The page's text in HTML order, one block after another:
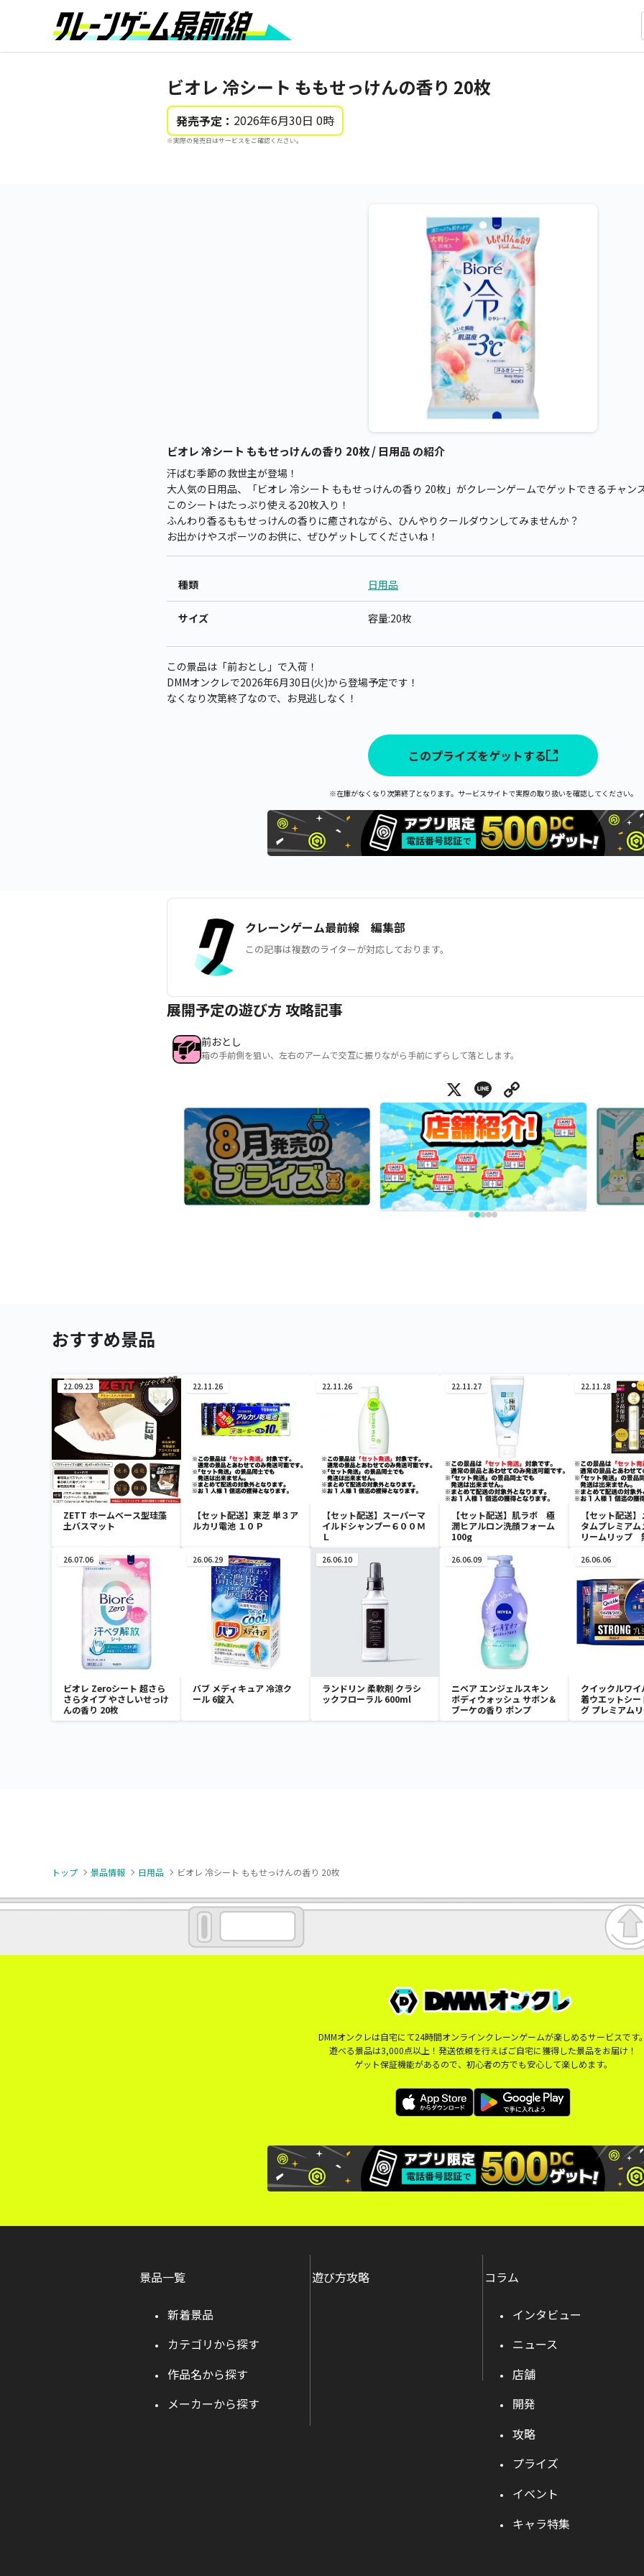
ビオレ 冷シート ももせっけんの香り 20枚
発売予定： 2026年6月30日 0時
※実際の発売日はサービスをご確認ください。
ビオレ 冷シート ももせっけんの香り 20枚 / 日用品 の紹介
汗ばむ季節の救世主が登場！
大人気の日用品、「ビオレ 冷シート ももせっけんの香り 20枚」がクレーンゲームでゲットできるチャン
このシートはたっぷり使える20枚入り！
ふんわり香るももせっけんの香りに癒されながら、ひんやりクールダウンしてみませんか？
お出かけやスポーツのお供に、ぜひゲットしてくださいね！
種類 日用品
サイズ 容量:20枚
この景品は「前おとし」で入荷！
DMMオンクレで2026年6月30日(火)から登場予定です！
なくなり次第終了なので、お見逃しなく！
このプライズをゲットする
※在庫がなくなり次第終了となります。サービスサイトで実際の取り扱いを確認してください。
クレーンゲーム最前線 編集部
この記事は複数のライターが対応しております。
展開予定の遊び方 攻略記事
前おとし
箱の手前側を狙い、左右のアームで交互に振りながら手前にずらして落とします。
X Line
おすすめ景品
22.09.23
ZETT ホームベース型珪藻
土バスマット
22.11.26
【セット配送】東芝 単３ア
ルカリ電池 １０Ｐ
22.11.26
【セット配送】スーパーマ
イルドシャンプー６００Ｍ
Ｌ
22.11.27
【セット配送】肌ラボ 極
潤ヒアルロン洗顔フォーム
100g
22.11.28
【セット配送
タムプレミア
リームリップ
26.07.06
ビオレ Zeroシート 超さら
さらタイプ やさしいせっけ
んの香り 20枚
26.06.29
バブ メディキュア 冷涼ク
ール 6錠入
26.06.10
ランドリン 柔軟剤 クラシ
ックフローラル 600ml
26.06.09
ニベア エンジェルスキン
ボディウォッシュ サボン＆
ブーケの香り ポンプ
26.06.06
クイックルワ
着ウエットシー
グ プレミアム
枚入
トップ 景品情報 日用品 ビオレ 冷シート ももせっけんの香り 20枚
DMMオンクレは自宅にて24時間オンラインクレーンゲームが楽しめるサービスです
遊べる景品は3,000点以上！発送依頼を行えばご自宅に獲得した景品をお届け！
ゲット保証機能があるので、初心者の方でも安心して楽しめます。
景品一覧
新着景品
カテゴリから探す
作品名から探す
メーカーから探す
遊び方攻略 コラム
インタビュー
ニュース
店舗
開発
攻略
プライズ
イベント
キャラ特集